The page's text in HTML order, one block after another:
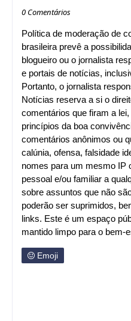
0 Comentários
Política de moderação de
brasileira prevê a
blogueiro ou o jornalista
e portais de notícias,
Portanto, o jornalista
Notícias reserva a si o
comentários que firam a
princípios da boa
comentários anônimos ou
calúnia, ofensa, falsidade
nomes para um mesmo IP
pessoal e/ou familiar a
sobre assuntos que não
poderão ser suprimidos,
links. Este é um espaço
mantido limpo para o bem-
Emoji